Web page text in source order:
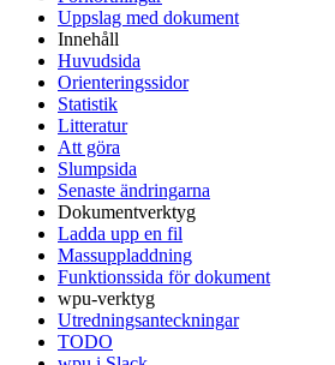
Uppslag med dokument
Innehåll
Huvudsida
Orienteringssidor
Statistik
Litteratur
Att göra
Slumpsida
Senaste ändringarna
Dokumentverktyg
Ladda upp en fil
Massuppladdning
Funktionssida för dokument
wpu-verktyg
Utredningsanteckningar
TODO